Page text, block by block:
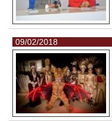
09/02/2018